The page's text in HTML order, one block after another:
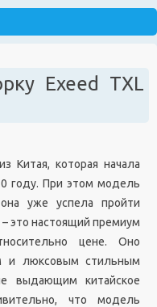
Exeed TXL
Китая, которая начала
году. При этом модель
уже успела пройти
это настоящий премиум
цене. Оно
и люксовым стильным
выдающим китайское
что модель